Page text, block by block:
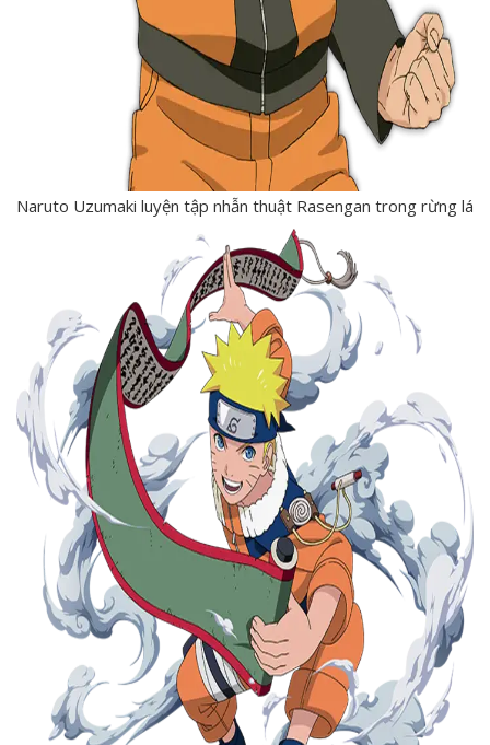
Naruto Uzumaki luyện tập nhẫn thuật Rasengan trong rừng lá